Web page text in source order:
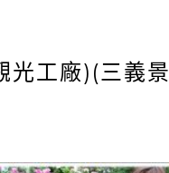
光工廠)(三義景